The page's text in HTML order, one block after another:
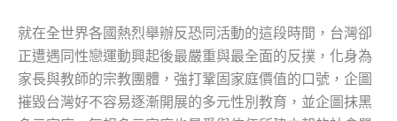
就在全世界各國熱烈舉辦反恐同活動的這段時間，台灣卻
正遭遇同性戀運動興起後最嚴重與最全面的反撲，化身為
家長與教師的宗教團體，強打鞏固家庭價值的口號，企圖
摧毀台灣好不容易逐漸開展的多元性別教育，並企圖抹黑